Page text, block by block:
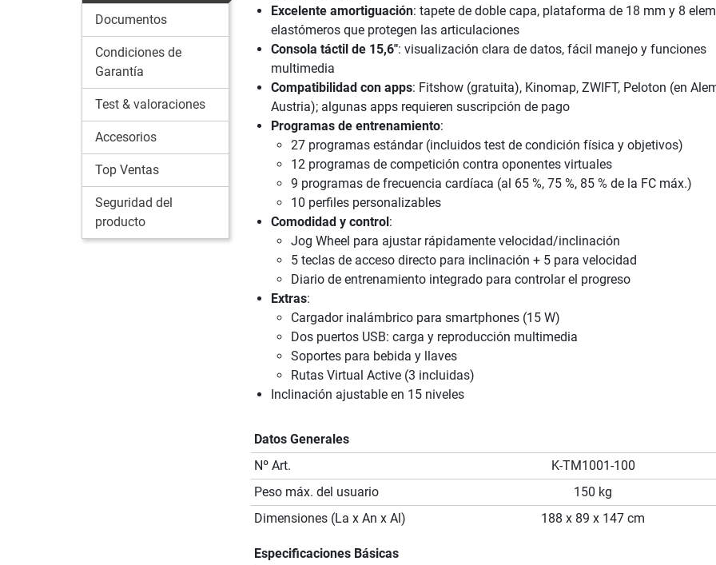
Documentos
Condiciones de
Garantía
Test & valoraciones
Accesorios
Top Ventas
Seguridad del
producto
Excelente amortiguación: tapete de doble capa, plataforma de 18 mm y 8
elastómeros que protegen las articulaciones
Consola táctil de 15,6": visualización clara de datos, fácil manejo y funciones
multimedia
Compatibilidad con apps: Fitshow (gratuita), Kinomap, ZWIFT, Peloton (en
Austria); algunas apps requieren suscripción de pago
Programas de entrenamiento:
27 programas estándar (incluidos test de condición física y objetivos)
12 programas de competición contra oponentes virtuales
9 programas de frecuencia cardíaca (al 65 %, 75 %, 85 % de la FC máx.)
10 perfiles personalizables
Comodidad y control:
Jog Wheel para ajustar rápidamente velocidad/inclinación
5 teclas de acceso directo para inclinación + 5 para velocidad
Diario de entrenamiento integrado para controlar el progreso
Extras:
Cargador inalámbrico para smartphones (15 W)
Dos puertos USB: carga y reproducción multimedia
Soportes para bebida y llaves
Rutas Virtual Active (3 incluidas)
Inclinación ajustable en 15 niveles
Datos Generales
Nº Art.
K-TM1001-100
Peso máx. del usuario
150 kg
Dimensiones (La x An x Al)
188 x 89 x 147 cm
Especificaciones Básicas